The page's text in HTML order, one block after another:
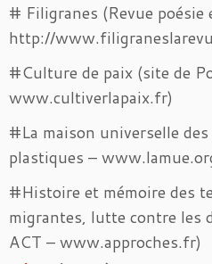
# Filigranes (Revue poésie
http://
#Culture de paix (site de
www.cultiverlapaix.fr)
#La maison universelle
plastiques –
#Histoire et mémoire des
migrantes, lutte contre les
ACT – www.approches.fr)